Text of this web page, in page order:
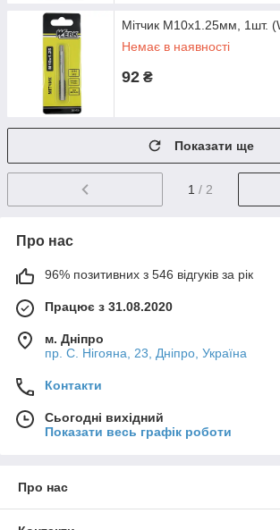
Мітчик M10x1.25мм, 1шт.
Немає в наявності
92 ₴
Показати ще
1 / 2
Про нас
96% позитивних з 546 відгуків за рік
Працює з 31.08.2020
м. Дніпро
пр. С. Нігояна, 23, Дніпро, Україна
Контакти
Сьогодні вихідний
Показати весь графік роботи
Про нас